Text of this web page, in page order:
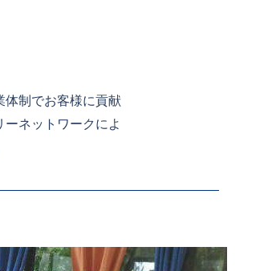
制でお客様に貢献
ネットワークによ